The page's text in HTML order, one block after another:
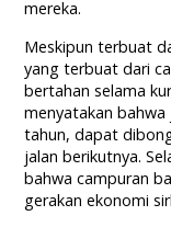
mereka.
Meskipun terbuat
yang terbuat dari
bertahan selama
menyatakan
tahun, dapat
jalan berikutnya.
bahwa campuran
gerakan ekonomi